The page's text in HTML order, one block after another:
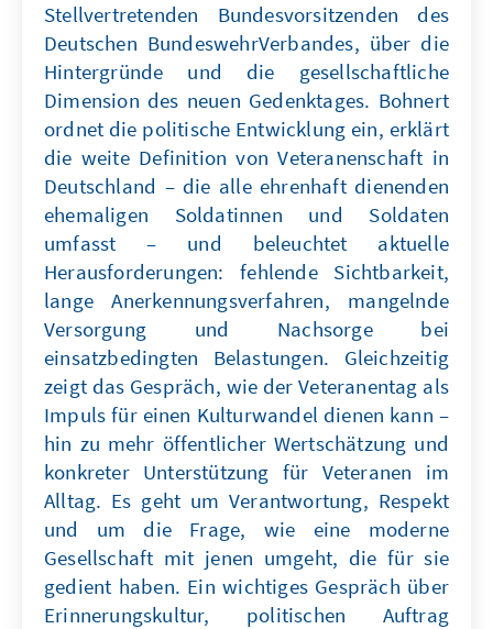
Stellvertretenden Bundesvorsitzenden des
Deutschen BundeswehrVerbandes, über die
Hintergründe und die gesellschaftliche
Dimension des neuen Gedenktages. Bohnert
ordnet die politische Entwicklung ein, erklärt
die weite Definition von Veteranenschaft in
Deutschland – die alle ehrenhaft dienenden
ehemaligen Soldatinnen und Soldaten
umfasst – und beleuchtet aktuelle
Herausforderungen: fehlende Sichtbarkeit,
lange Anerkennungsverfahren, mangelnde
Versorgung und Nachsorge bei
einsatzbedingten Belastungen. Gleichzeitig
zeigt das Gespräch, wie der Veteranentag als
Impuls für einen Kulturwandel dienen kann –
hin zu mehr öffentlicher Wertschätzung und
konkreter Unterstützung für Veteranen im
Alltag. Es geht um Verantwortung, Respekt
und um die Frage, wie eine moderne
Gesellschaft mit jenen umgeht, die für sie
gedient haben. Ein wichtiges Gespräch über
Erinnerungskultur, politischen Auftrag